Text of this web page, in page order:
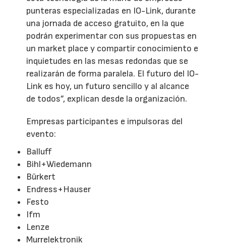
punteras especializadas en IO-Link, durante
una jornada de acceso gratuito, en la que
podrán experimentar con sus propuestas en
un market place y compartir conocimiento e
inquietudes en las mesas redondas que se
realizarán de forma paralela. El futuro del IO-
Link es hoy, un futuro sencillo y al alcance
de todos”, explican desde la organización.
Empresas participantes e impulsoras del
evento:
Balluff
Bihl+Wiedemann
Bürkert
Endress+Hauser
Festo
Ifm
Lenze
Murrelektronik